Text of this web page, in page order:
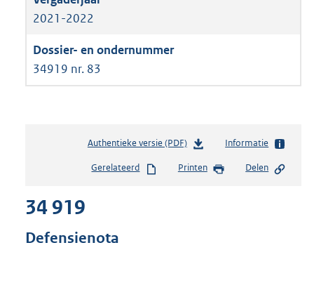
2021-2022
34919 nr. 83
Authentieke versie (PDF)b
s
Informatie
Gerelateerd Printen Delen
34 919
Defensienota